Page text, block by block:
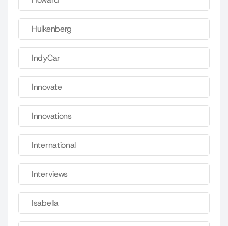
Hulkenberg
IndyCar
Innovate
Innovations
International
Interviews
Isabella